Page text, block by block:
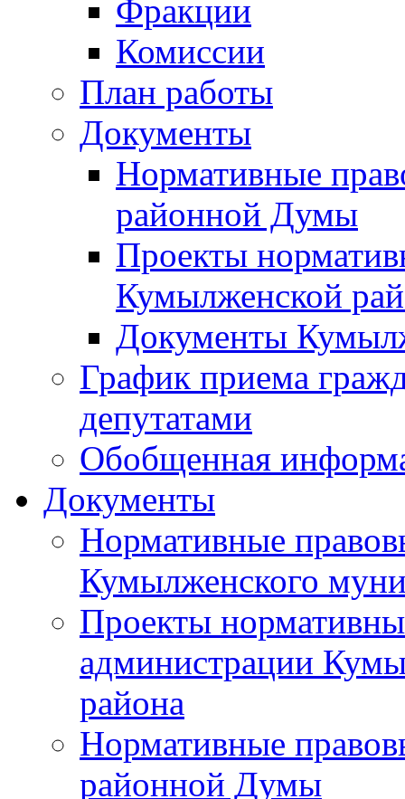
Фракции
Комиссии
План работы
Документы
Нормативные
районной Думы
Проекты
Кумылженской
Документы
График приема
депутатами
Обобщенная
Документы
Нормативные
Кумылженского
Проекты
администрации
района
Нормативные
районной Думы